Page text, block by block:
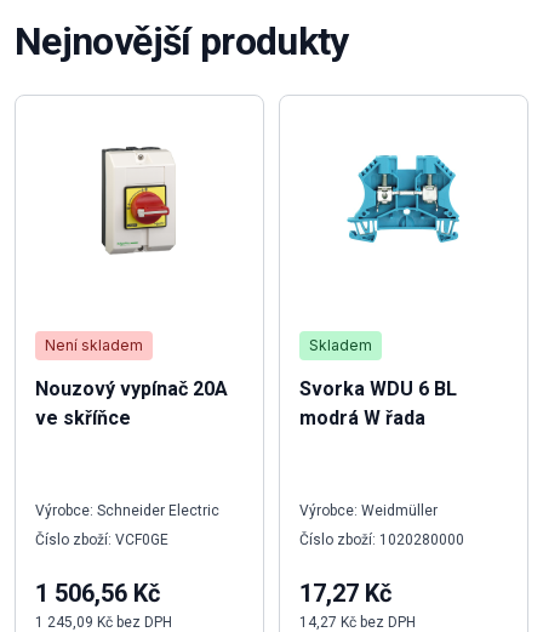
Nejnovější produkty
Není skladem
Nouzový vypínač 20A
ve skříňce
Výrobce: Schneider Electric
Číslo zboží: VCF0GE
1 506,56 Kč
1 245,09 Kč bez DPH
Skladem
Svorka WDU 6 BL
modrá W řada
Výrobce: Weidmüller
Číslo zboží: 1020280000
17,27 Kč
14,27 Kč bez DPH